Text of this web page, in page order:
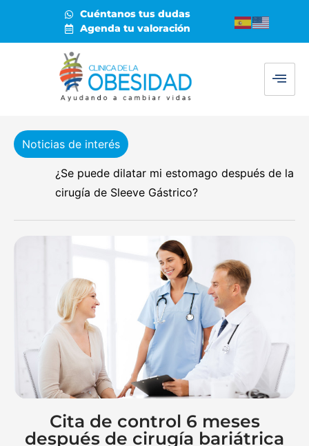
Cuéntanos tus dudas
Agenda tu valoración
Noticias de interés
¿Se puede dilatar mi estomago después de la
cirugía de Sleeve Gástrico?
Cita de control 6 meses
después de cirugía bariátrica